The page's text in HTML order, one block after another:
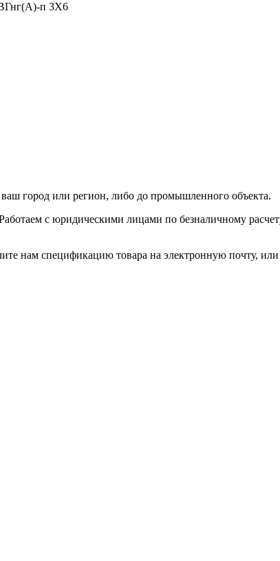
п 3X6
город или регион, либо до промышленного объекта.
с юридическими лицами по безналичному
нам спецификацию товара на электронную почту, или